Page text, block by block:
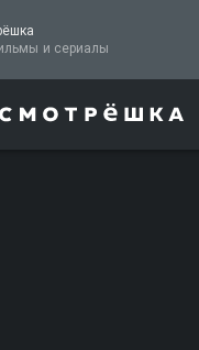
ТВ, фильмы и сериалы